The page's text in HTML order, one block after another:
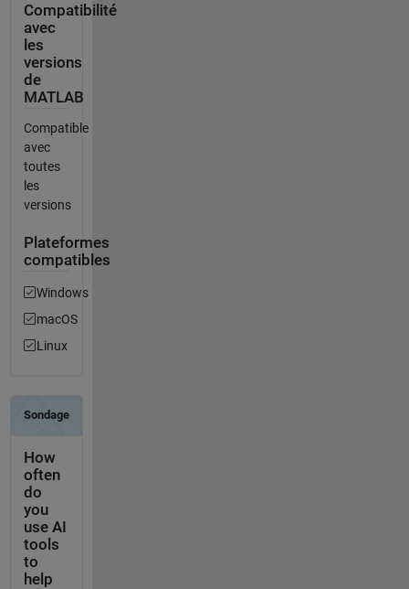
Compatibilité
avec
les
versions
de
MATLAB
Compatible
avec
toutes
les
versions
Plateformes
compatibles
Windows
macOS
Linux